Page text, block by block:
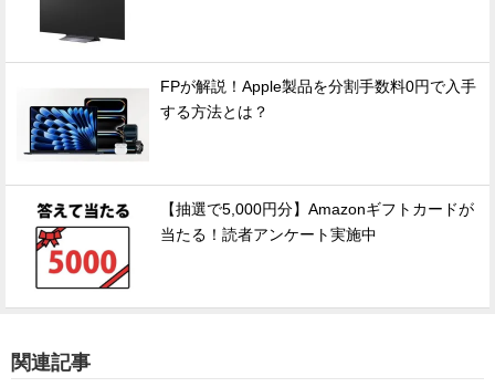
FPが解説！Apple製品を分割手数料0円で入手
する方法とは？
【抽選で5,000円分】Amazonギフトカードが
当たる！読者アンケート実施中
関連記事